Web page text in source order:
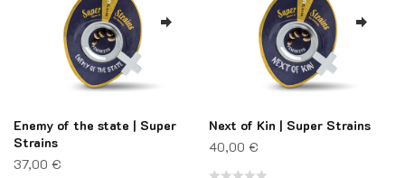
Enemy of the state | Super
Strains
37,00 €
Next of Kin | Super Strains
40,00 €